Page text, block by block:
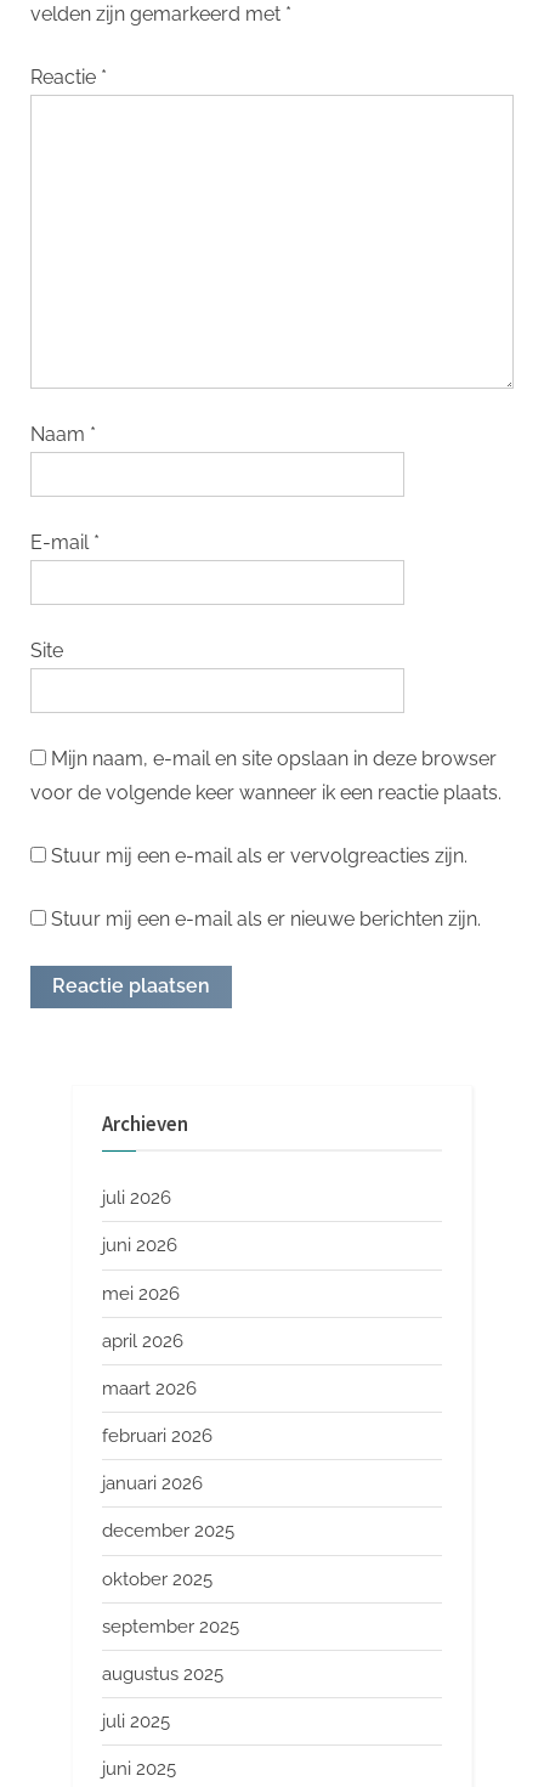
velden zijn gemarkeerd met *
Reactie *
Naam *
E-mail *
Site
Mijn naam, e-mail en site opslaan in deze browser
voor de volgende keer wanneer ik een reactie plaats.
Stuur mij een e-mail als er vervolgreacties zijn.
Stuur mij een e-mail als er nieuwe berichten zijn.
Archieven
juli 2026
juni 2026
mei 2026
april 2026
maart 2026
februari 2026
januari 2026
december 2025
oktober 2025
september 2025
augustus 2025
juli 2025
juni 2025